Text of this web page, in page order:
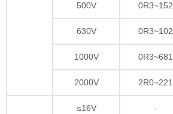
500V 0R3~152
630V 0R3~102
1000V 0R3~681
2000V 2R0~221
≤16V -